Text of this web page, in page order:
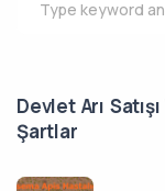
Devlet Arı
Şartlar